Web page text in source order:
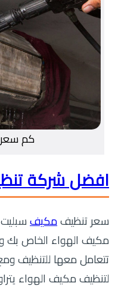
كم
افضل شركة
سعر تنظيف مكيف
مكيف الهواء الخاص بك
تتعامل معها للتنظيف